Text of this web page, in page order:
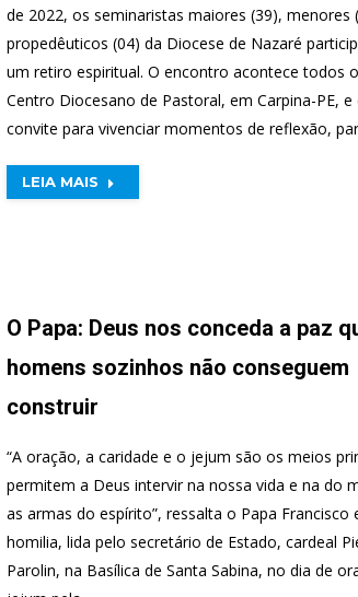
de 2022, os seminaristas maiores (39), menores
propedêuticos (04) da Diocese de Nazaré
um retiro espiritual. O encontro acontece todos
Centro Diocesano de Pastoral, em Carpina-PE, e
convite para vivenciar momentos de reflexão,
LEIA MAIS
O Papa: Deus nos conceda a paz
homens sozinhos não conseguem
construir
“A oração, a caridade e o jejum são os meios
permitem a Deus intervir na nossa vida e na do
as armas do espírito”, ressalta o Papa Francisco
homilia, lida pelo secretário de Estado, cardeal
Parolin, na Basílica de Santa Sabina, no dia de